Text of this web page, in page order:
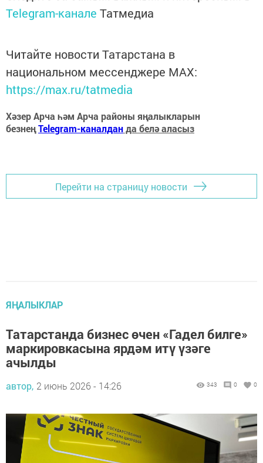
Telegram-канале Татмедиа
Читайте новости Татарстана в
национальном мессенджере MАХ:
https://max.ru/tatmedia
Хәзер Арча һәм Арча районы яңалыкларын
безнеңTelegram-каналданда белә аласыз
Перейти на страницу новости
ЯҢАЛЫКЛАР
Татарстанда бизнес өчен «Гадел билге»
маркировкасына ярдәм итү үзәге
ачылды
автор, 2 июнь 2026 - 14:26 343 0 0